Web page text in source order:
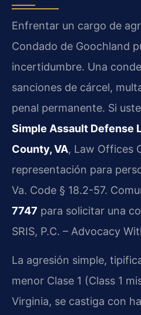
Enfrentar un cargo de
Condado de Goochland
incertidumbre. Una
sanciones de cárcel,
penal permanente. Si
Simple Assault Defense
County, VA, Law Offices
representación para
Va. Code § 18.2-57.
7747 para solicitar una
SRIS, P.C. – Advocacy
La agresión simple,
menor Clase 1 (Class 1
Virginia, se castiga con